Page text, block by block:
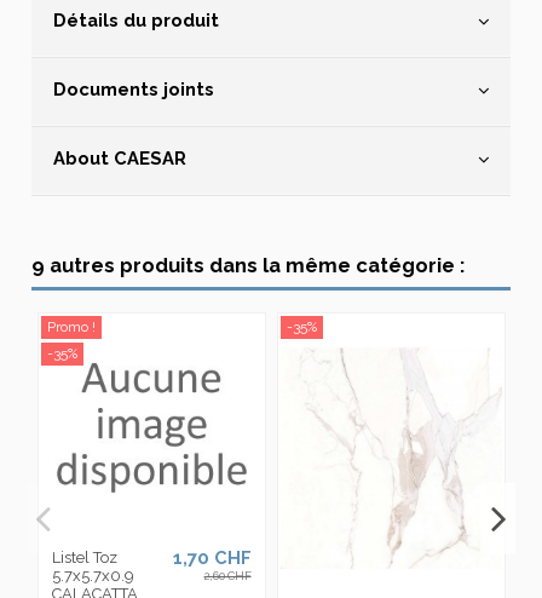
Détails du produit
Documents joints
About CAESAR
9 autres produits dans la même catégorie :
Promo !
-35%
Listel Toz
5.7x5.7x0.9
CALACATTA
1,70 CHF
2,60 CHF
-35%